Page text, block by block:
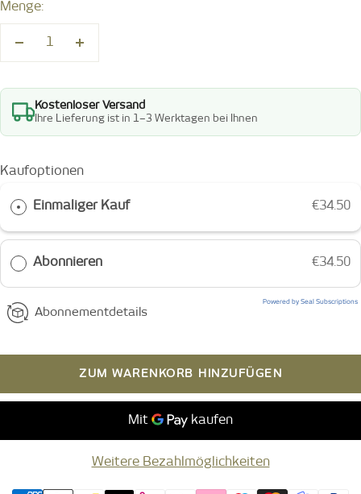
Menge:
Menge
Kostenloser Versand
Ihre Lieferung ist in 1–3 Werktagen bei Ihnen
Kaufoptionen
Einmaliger Kauf €34.50
Abonnieren €34.50
Powered by Seal Subscriptions
Abonnementdetails
ZUM WARENKORB HINZUFÜGEN
Weitere Bezahlmöglichkeiten